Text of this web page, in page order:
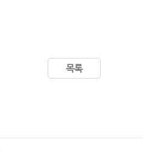
목록